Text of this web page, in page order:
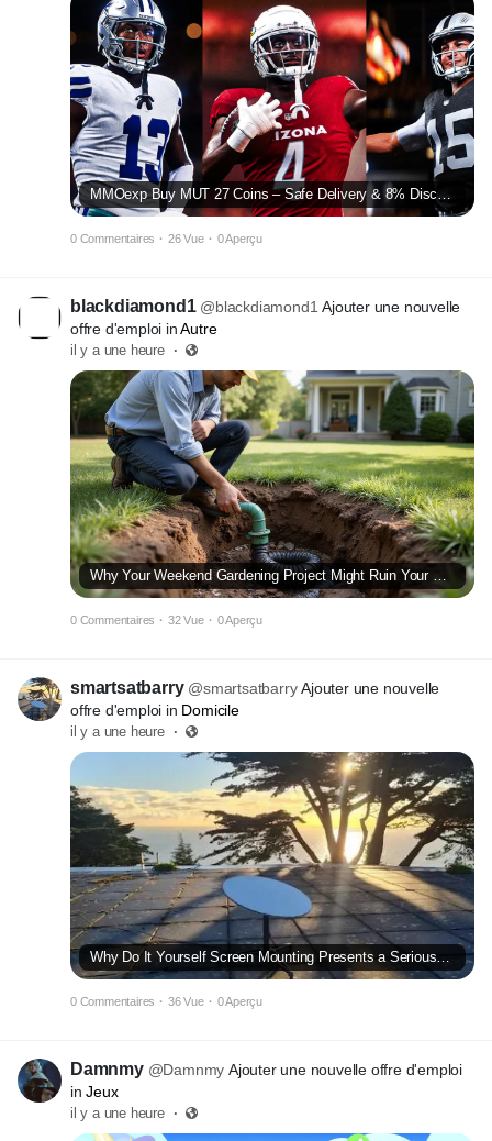
MMOexp Buy MUT 27 Coins – Safe Delivery & 8% Discount with BYD
0 Commentaires · 26 Vue · 0 Aperçu
blackdiamond1 @blackdiamond1 Ajouter une nouvelle
offre d'emploi inAutre
il y a une heure ·
Why Your Weekend Gardening Project Might Ruin Your Underground Plumbing
0 Commentaires · 32 Vue · 0 Aperçu
smartsatbarry @smartsatbarry Ajouter une nouvelle
offre d'emploi in Domicile
il y a une heure ·
0 Commentaires · 36 Vue · 0 Aperçu
Damnmy @Damnmy Ajouter une nouvelle offre d'emploi
inJeux
il y a une heure ·